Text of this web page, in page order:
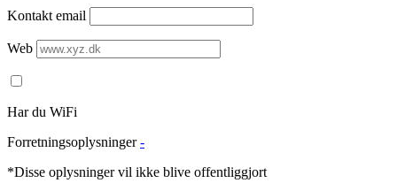
Kontakt email
Web
Har du WiFi
Forretningsoplysninger -
*Disse oplysninger vil ikke blive offentliggjort